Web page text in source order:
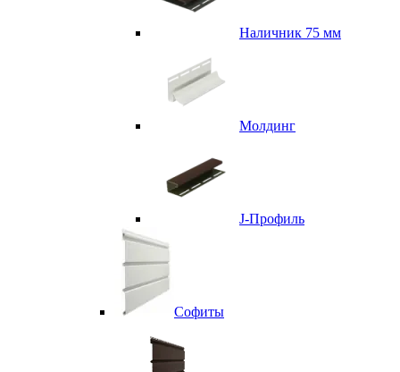
Наличник 75 мм
Молдинг
J-Профиль
Софиты